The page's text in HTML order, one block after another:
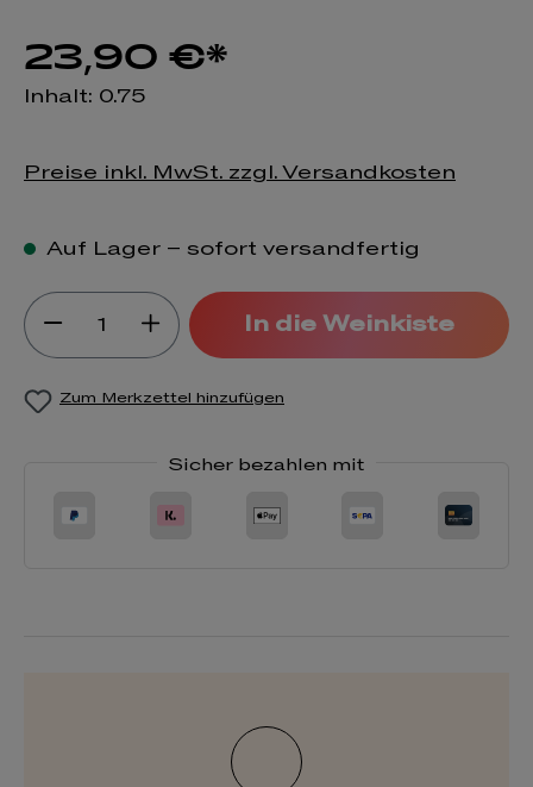
23,90 €*
Inhalt: 0.75
Preise inkl. MwSt. zzgl. Versandkosten
Auf Lager – sofort versandfertig
Produkt Anzahl: Gib den
In die Weinkiste
Zum Merkzettel hinzufügen
Sicher bezahlen mit